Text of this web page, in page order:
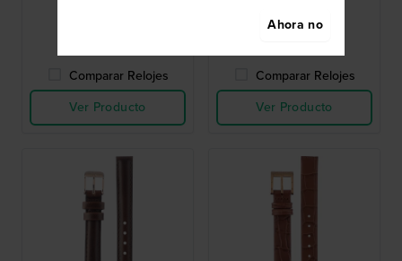
Comparar Relojes
Ver Producto
● En stock
Comparar Relojes
Ver Producto
Ahora no